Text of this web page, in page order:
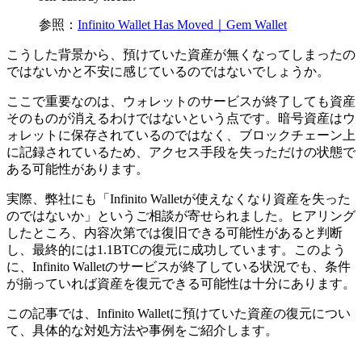
参照： Infinito Wallet Has Moved｜Gem Wallet
こうした背景から、預けていた資産が無くなってしまったの
ではないかと不安に感じているのではないでしょうか。
ここで重要なのは、ウォレットのサービスが終了しても資産
そのものが消えるわけではないという点です。暗号資産はウ
ォレットに保存されているのではなく、ブロックチェーン上
に記録されているため、アクセス手段を失っただけの状態で
ある可能性があります。
実際、弊社にも「Infinito Walletが使えなくなり資産を失った
のではないか」というご相談が寄せられました。ヒアリング
したところ、内容次第では復旧できる可能性があると判断
し、最終的には1.1BTCの復元に成功しています。このよう
に、Infinito Walletのサービスが終了している状況でも、条件
が揃っていれば資産を復元できる可能性は十分にあります。
この記事では、Infinito Walletに預けていた資産の復元につい
て、具体的な対処方法や事例をご紹介します。